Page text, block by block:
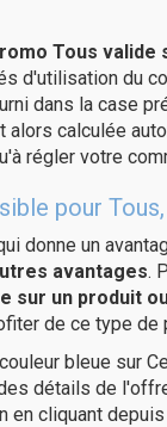
Tous valide
d'utilisation du
dans la case
alors calculée
régler votre
pour
donne un
avantages.
sur un produit
de ce type de
bleue sur
détails de
en cliquant